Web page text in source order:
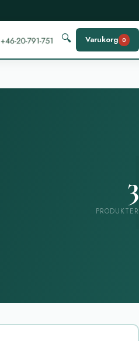
🔍 Varukorg 0
3
PRODUKTER